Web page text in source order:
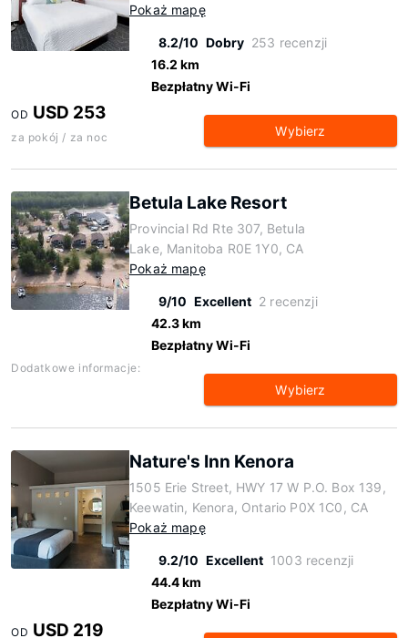
Pokaż mapę
8.2/10 Dobry 253 recenzji
16.2 km
Bezpłatny Wi-Fi
OD USD 253
za pokój / za noc Wybierz
Betula Lake Resort
Provincial Rd Rte 307, Betula
Lake, Manitoba R0E 1Y0, CA
Pokaż mapę
9/10 Excellent 2 recenzji
42.3 km
Bezpłatny Wi-Fi
Dodatkowe informacje:
Wybierz
Nature's Inn Kenora
1505 Erie Street, HWY 17 W P.O. Box 139,
Keewatin, Kenora, Ontario P0X 1C0, CA
Pokaż mapę
9.2/10 Excellent 1003 recenzji
44.4 km
Bezpłatny Wi-Fi
OD USD 219